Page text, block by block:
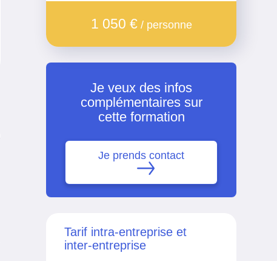
1 050 € / personne
Je veux des infos
complémentaires sur
cette formation
Je prends contact
Tarif intra-entreprise et
inter-entreprise